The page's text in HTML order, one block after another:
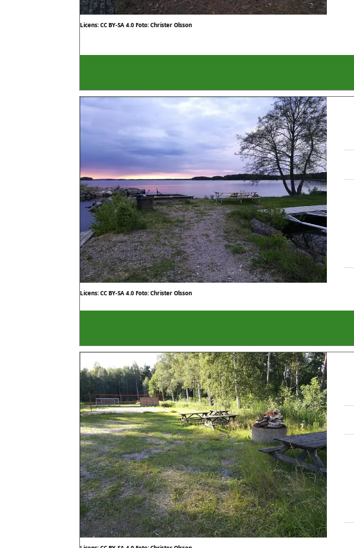
Licens: CC BY-SA 4.0Foto: Christer Olsson
Licens: CC BY-SA 4.0Foto: Christer Olsson